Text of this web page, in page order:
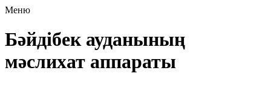
Меню
Бәйдібек ауданының
мәслихат аппараты